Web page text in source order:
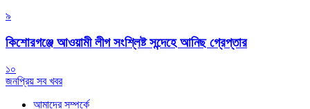
৯
কিশোরগঞ্জে আওয়ামী লীগ সংশ্লিষ্ট সন্দেহে আনিছ গ্রেপ্তার
১০
জনপ্রিয় সব খবর
আমাদের সম্পর্কে